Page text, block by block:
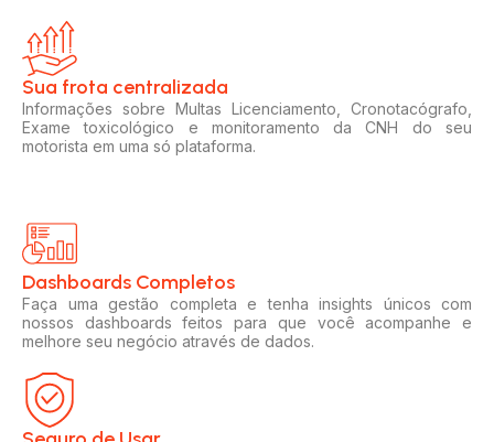
Sua frota centralizada​
Informações sobre Multas Licenciamento, Cronotacógrafo,
Exame toxicológico e monitoramento da CNH do seu
motorista em uma só plataforma.
Dashboards Completos​​
Faça uma gestão completa e tenha insights únicos com
nossos dashboards feitos para que você acompanhe e
melhore seu negócio através de dados.